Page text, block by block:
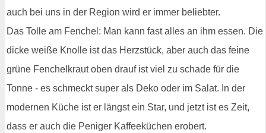
auch bei uns in der Region wird er immer beliebter.
Das Tolle am Fenchel: Man kann fast alles an ihm essen. Die
dicke weiße Knolle ist das Herzstück, aber auch das feine
grüne Fenchelkraut oben drauf ist viel zu schade für die
Tonne - es schmeckt super als Deko oder im Salat. In der
modernen Küche ist er längst ein Star, und jetzt ist es Zeit,
dass er auch die Peniger Kaffeeküchen erobert.